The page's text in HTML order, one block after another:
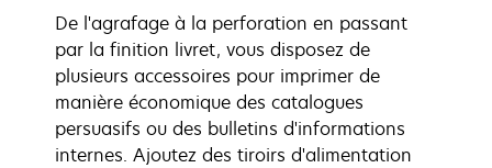
De l'agrafage à la perforation en passant
par la finition livret, vous disposez de
plusieurs accessoires pour imprimer de
manière économique des catalogues
persuasifs ou des bulletins d'informations
internes. Ajoutez des tiroirs d'alimentation